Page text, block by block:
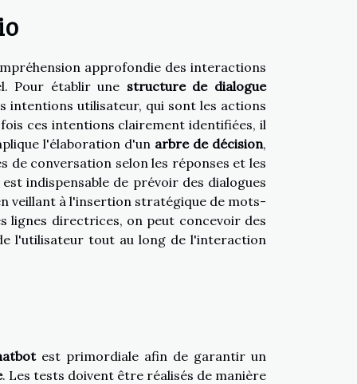
approfondie des interactions
Pour établir une structure de dialogue
intentions utilisateur, qui sont les actions
ces intentions clairement identifiées, il
l'élaboration d'un arbre de décision,
conversation selon les réponses et les
est indispensable de prévoir des dialogues
veillant à l'insertion stratégique de mots-
lignes directrices, on peut concevoir des
l'utilisateur tout au long de l'interaction
est primordiale afin de garantir un
. Les tests doivent être réalisés de manière